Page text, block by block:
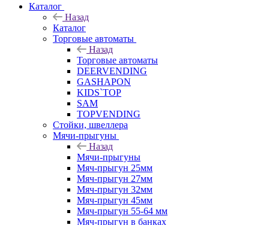
Каталог
Назад
Каталог
Торговые автоматы
Назад
Торговые автоматы
DEERVENDING
GASHAPON
KIDS`TOP
SAM
TOPVENDING
Стойки, швеллера
Мячи-прыгуны
Назад
Мячи-прыгуны
Мяч-прыгун 25мм
Мяч-прыгун 27мм
Мяч-прыгун 32мм
Мяч-прыгун 45мм
Мяч-прыгун 55-64 мм
Мяч-прыгун в банках